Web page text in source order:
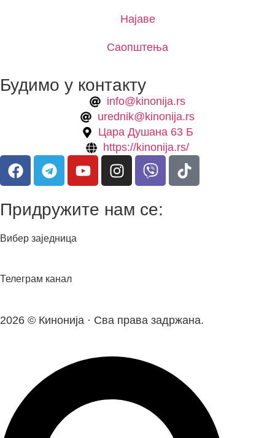
Најаве
Саопштења
Будимо у контакту
info@kinonija.rs
urednik@kinonija.rs
Цара Душана 63 Б
https://kinonija.rs/
Придружите нам се:
Вибер заједница
Телеграм канал
2026 © Кинонија · Сва права задржана.